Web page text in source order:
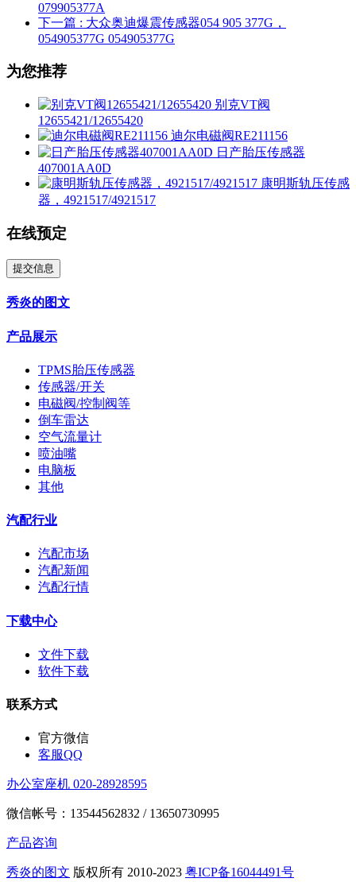
079905377A
下一篇 : 大众奥迪爆震传感器054 905 377G，
054905377G 054905377G
为您推荐
别克VT阀
12655421/12655420
迪尔电磁阀RE211156
日产胎压传感器
407001AA0D
康明斯轨压传感
器，4921517/4921517
在线预定
提交信息
秀炎的图文
产品展示
TPMS胎压传感器
传感器/开关
电磁阀/控制阀等
倒车雷达
空气流量计
喷油嘴
电脑板
其他
汽配行业
汽配市场
汽配新闻
汽配行情
下载中心
文件下载
软件下载
联系方式
官方微信
客服QQ
办公室座机 020-28928595
微信帐号：13544562832 / 13650730995
产品咨询
秀炎的图文 版权所有 2010-2023 粤ICP备16044491号